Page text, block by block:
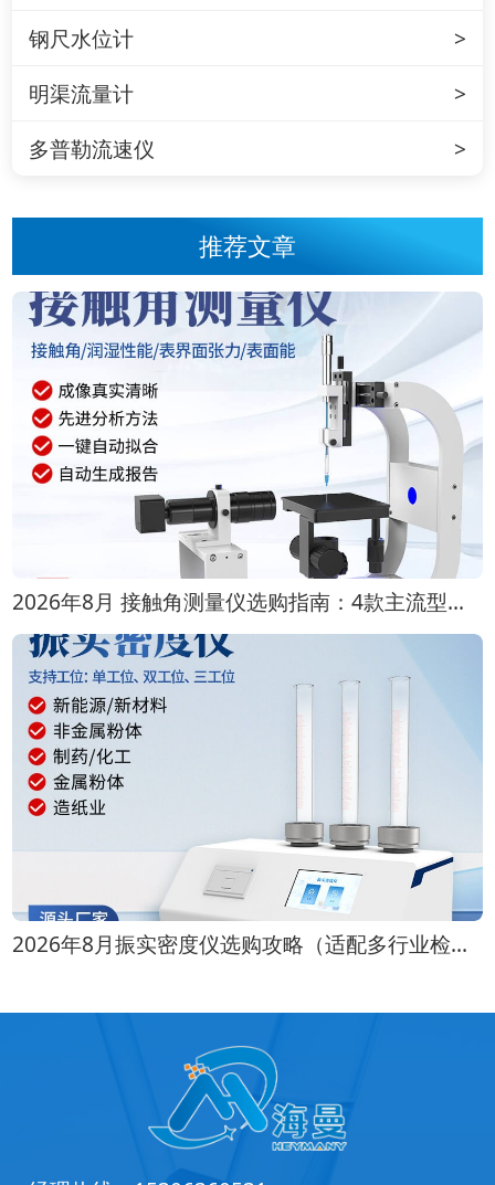
钢尺水位计
明渠流量计
多普勒流速仪
推荐文章
2026年8月 接触角测量仪选购指南：4款主流型号对比
2026年8月振实密度仪选购攻略（适配多行业检测场景）